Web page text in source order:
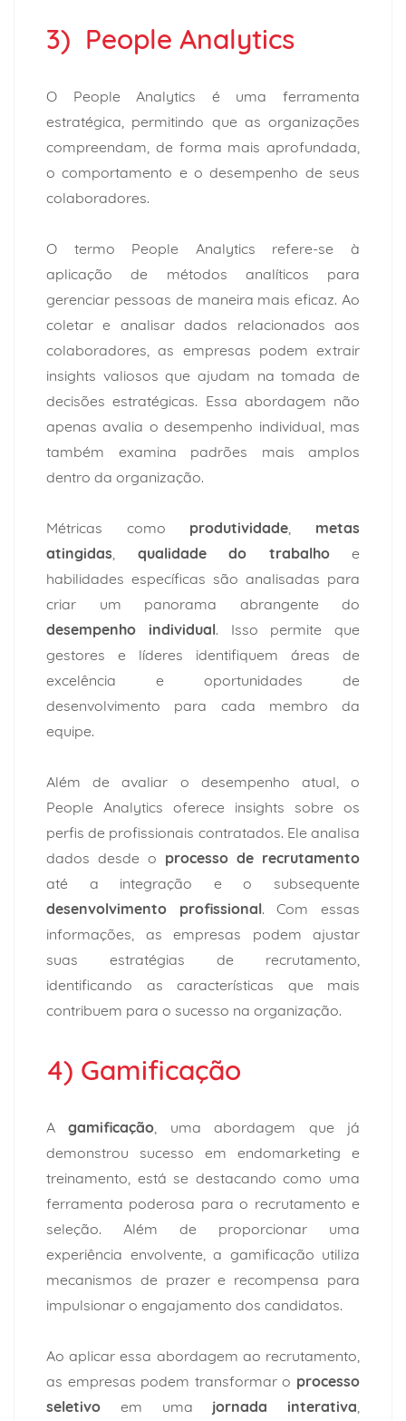
3) People Analytics
O People Analytics é uma ferramenta
estratégica, permitindo que as organizações
compreendam, de forma mais aprofundada,
o comportamento e o desempenho de seus
colaboradores.
O termo People Analytics refere-se à
aplicação de métodos analíticos para
gerenciar pessoas de maneira mais eficaz. Ao
coletar e analisar dados relacionados aos
colaboradores, as empresas podem extrair
insights valiosos que ajudam na tomada de
decisões estratégicas. Essa abordagem não
apenas avalia o desempenho individual, mas
também examina padrões mais amplos
dentro da organização.
Métricas como produtividade, metas
atingidas, qualidade do trabalhoe
habilidades específicas são analisadas para
criar um panorama abrangente do
desempenho individual. Isso permite que
gestores e líderes identifiquem áreas de
excelência e oportunidades de
desenvolvimento para cada membro da
equipe.
Além de avaliar o desempenho atual, o
People Analytics oferece insights sobre os
perfis de profissionais contratados. Ele analisa
dados desde o processo de recrutamento
até a integração e o subsequente
desenvolvimento profissional. Com essas
informações, as empresas podem ajustar
suas estratégias de recrutamento,
identificando as características que mais
contribuem para o sucesso na organização.
4) Gamificação
Agamificação, uma abordagem que já
demonstrou sucesso em endomarketing e
treinamento, está se destacando como uma
ferramenta poderosa para o recrutamento e
seleção. Além de proporcionar uma
experiência envolvente, a gamificação utiliza
mecanismos de prazer e recompensa para
impulsionar o engajamento dos candidatos.
Ao aplicar essa abordagem ao recrutamento,
as empresas podem transformar o processo
seletivo em uma jornada interativa,